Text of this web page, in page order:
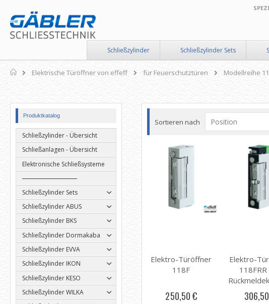
zum
Inhalt
Schließzylinder Schließzylinder Sets
Home
Elektrische Türöffner von effeff für Feuerschutztüren Modellreihe
Sortieren nach
Elektro-Türöffner
118F
250,50 €
Elektro-
Produktkatalog
Schließzylinder - Übersicht
Schließanlagen - Übersicht
Elektronische Schließsysteme
Schließzylinder Sets
Schließzylinder ABUS
Schließzylinder BKS
Schließzylinder Dormakaba
Schließzylinder EVVA
Schließzylinder IKON
Schließzylinder KESO
Schließzylinder WILKA